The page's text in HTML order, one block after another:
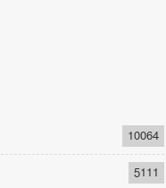
10064
5111